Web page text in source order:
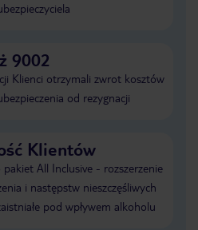
9002
Klienci otrzymali zwrot kosztów
od rezygnacji
Klientów
pakiet All Inclusive - rozszerzenie
i następstw nieszczęśliwych
pod wpływem alkoholu